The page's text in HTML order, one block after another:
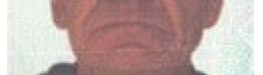
PDF-translator